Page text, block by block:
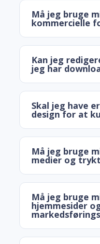
Må jeg bruge
kommercielle
Kan jeg
jeg har
Skal jeg have
design for at
Må jeg bruge
medier og
Må jeg bruge
hjemmesider